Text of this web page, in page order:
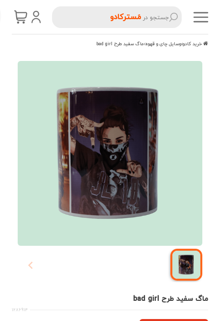
جستجو درمَسترکادو
وسایل چای و قهوه ماگ سفید طرح bad girl
ماگ سفید طرح bad girl
1286914